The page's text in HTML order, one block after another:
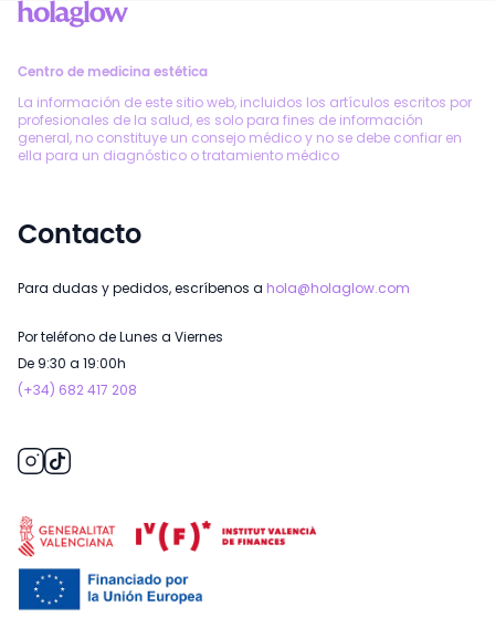
Centro de medicina estética
La información de este sitio web, incluidos los artículos escritos por
profesionales de la salud, es solo para fines de información
general, no constituye un consejo médico y no se debe confiar en
ella para un diagnóstico o tratamiento médico
Contacto
Para dudas y pedidos, escríbenos a hola@holaglow.com
Por teléfono de Lunes a Viernes
De 9:30 a 19:00h
(+34) 682 417 208